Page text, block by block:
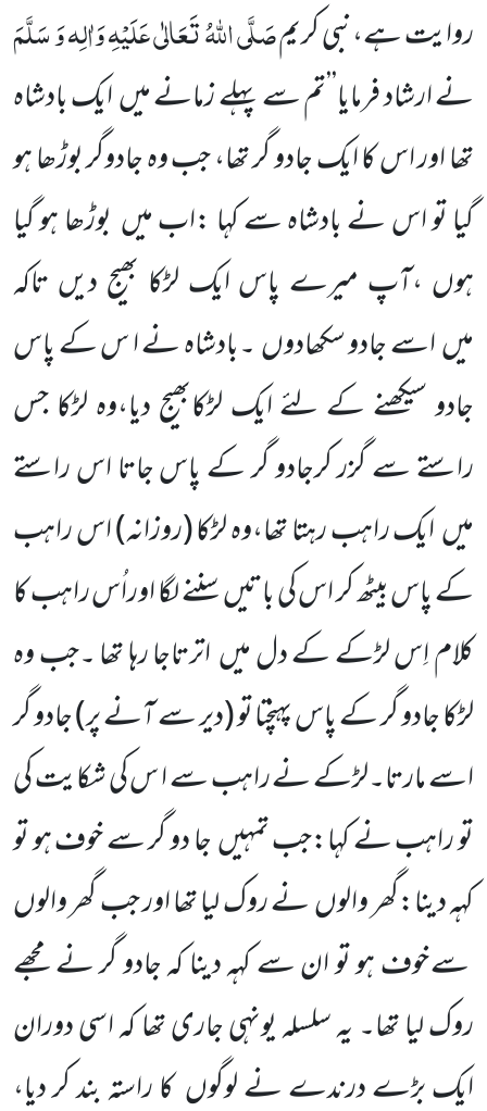
روایت ہے،نبی کریمصَلَّی اللّٰہُ تَعَالٰی عَلَیْہِ وَاٰلِہ وَ سَلَّمَ
نے ارشاد فرمایا’’تم سے پہلے زمانے میںایک بادشاہ
تھا اور اس کا ایک جادو گر تھا، جب وہ جادوگر بوڑھا ہو
گیا تو اس نے بادشاہ سے کہا :اب میں بوڑھا ہو گیا
ہوں ،آپ میرے پاس ایک لڑکا بھیج دیں تاکہ
میںاسے جادو سکھادوں۔بادشاہ نے ا س کے پاس
جادو سیکھنے کے لئے ایک لڑکابھیج دیا،وہ لڑکا جس
راستے سے گزر کرجادو گر کے پاس جاتا اس راستے
میںایک راہب رہتا تھا،وہ لڑکا(روزانہ)اس راہب
کے پاس بیٹھ کر اس کی باتیںسننے لگا اوراُس راہب کا
کلام اِس لڑکے کے دل میںاترتاجا رہا تھا ۔جب وہ
لڑکا جادو گر کے پاس پہنچتا تو(دیر سے آنے پر)جادو گر
اسے مارتا۔لڑکے نے راہب سے ا س کی شکایت کی
تو راہب نے کہا:جب تمہیںجا دو گر سے خوف ہو تو
کہہ دینا:گھر والوںنے روک لیا تھا اور جب گھر والوں
سے خوف ہو تو ان سے کہہ دینا کہ جادو گر نے مجھے
روک لیا تھا۔ یہ سلسلہ یونہی جاری تھا کہ اسی دوران
ایک بڑے درندے نے لوگوں کا راستہ بند کر دیا،